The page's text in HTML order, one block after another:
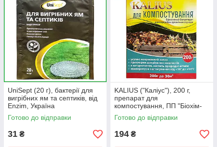
UniSept (20 г), бактерії для
вигрібних ям та септиків, від
Enzim, Україна
Готово до відправки
31 ₴
KALIUS ("Каліус"), 200 г,
препарат для
компостування, ПП "Біохім-
Сервіс"
Готово до відправки
194 ₴